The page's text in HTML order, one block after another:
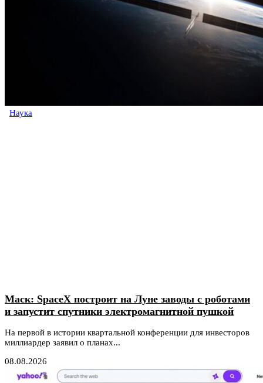
Наука
Маск: SpaceX построит на Луне заводы с роботами
и запустит спутники электромагнитной пушкой
На первой в истории квартальной конференции для инвесторов
миллиардер заявил о планах...
08.08.2026